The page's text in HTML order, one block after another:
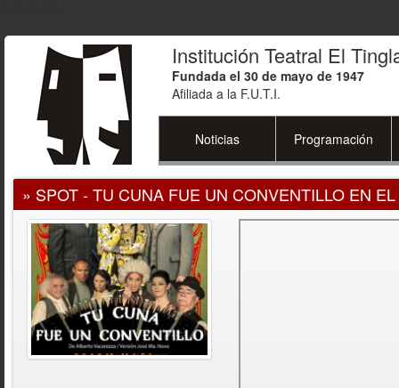
Institución Teatral El
Fundada el 30 de mayo de 1947
Afiliada a la F.U.T.I.
Noticias Programación
» SPOT - TU CUNA FUE UN CONVENTILLO EN